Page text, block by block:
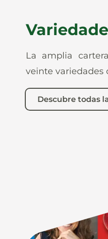
La amplia
veinte variedades
Descubre todas